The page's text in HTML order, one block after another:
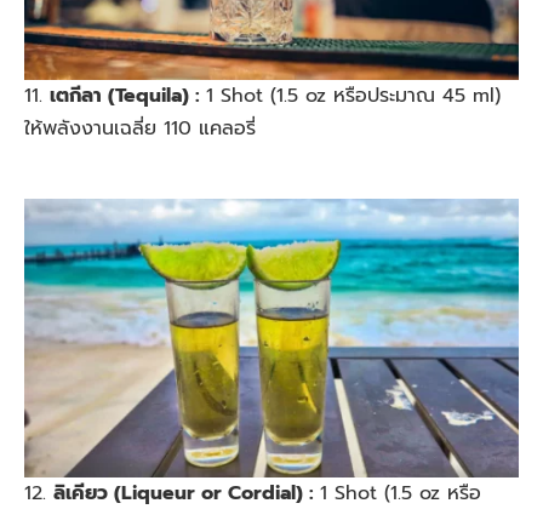
11. เตกีลา (Tequila) : 1 Shot (1.5 oz หรือประมาณ 45 ml)
ให้พลังงานเฉลี่ย 110 แคลอรี่
12. ลิเคียว (Liqueur or Cordial) : 1 Shot (1.5 oz หรือ